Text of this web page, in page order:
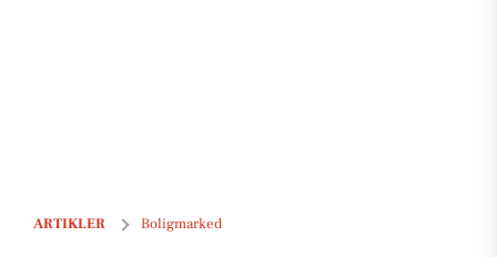
ARTIKLER Boligmarked
Priser fra 90.000 kroner: Se de billigste boliger i Skive Kommune